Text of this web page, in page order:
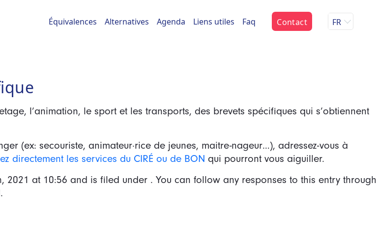
Équivalences Alternatives Agenda Liens utiles Faq Contact FR
l’animation, le sport et les transports, des brevets spécifiques qui s’obtiennent
(ex: secouriste, animateur·rice de jeunes, maitre-nageur…), adressez-vous à
directement les services du CIRÉ ou de BON qui pourront vous aiguiller.
2021 at 10:56 and is filed under . You can follow any responses to this entry through